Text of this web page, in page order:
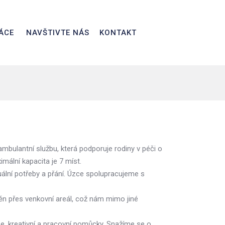
NAVŠTIVTE NÁS KONTAKT
službu, která podporuje rodiny v péči o
kapacita je 7 míst.
potřeby a přání. Úzce spolupracujeme s
přes venkovní areál, což nám mimo jiné